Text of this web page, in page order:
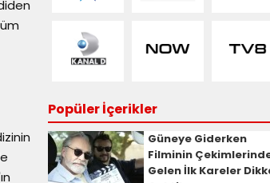
Popüler İçerikler
Güneye Giderken
Filminin
Gelen İlk Kareler